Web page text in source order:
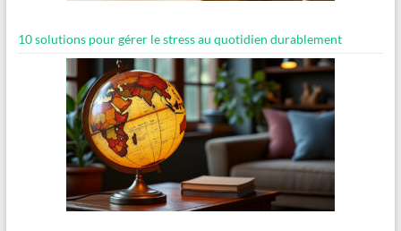
10 solutions pour gérer le stress au quotidien durablement